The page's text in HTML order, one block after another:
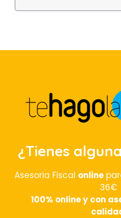
¿Tienes
Asesoria Fiscal online
36€
100% online y con